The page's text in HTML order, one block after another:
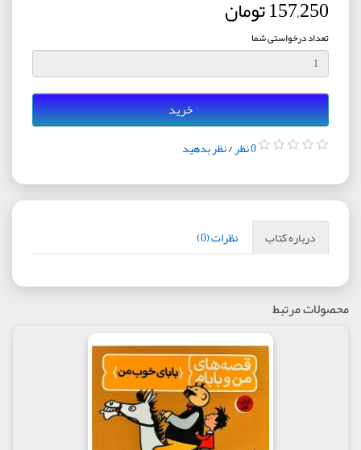
157,250 تومان
تعداد درخواستی شما
خرید
0 نظر /نظر بدهید
درباره کتاب نظرات (0)
محصولات مرتبط